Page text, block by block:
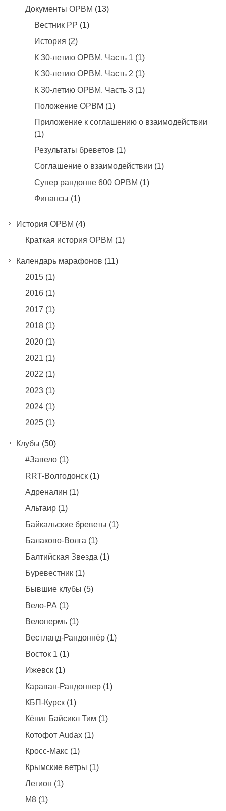
Документы ОРВМ (13)
Вестник РР (1)
История (2)
К 30-летию ОРВМ. Часть 1 (1)
К 30-летию ОРВМ. Часть 2 (1)
К 30-летию ОРВМ. Часть 3(1)
Положение ОРВМ (1)
Приложение к соглашению о взаимодействии
(1)
Результаты бреветов (1)
Соглашение о взаимодействии (1)
Супер рандонне 600 ОРВМ (1)
Финансы (1)
История ОРВМ (4)
Краткая история ОРВМ (1)
Календарь марафонов (11)
2015(1)
2016(1)
2017 (1)
2018(1)
2020(1)
2021 (1)
2022 (1)
2023(1)
2024(1)
2025(1)
Клубы (50)
#Завело(1)
RRT-Волгодонск(1)
Адреналин (1)
Альтаир(1)
Байкальские бреветы (1)
Балаково-Волга (1)
Балтийская Звезда (1)
Буревестник(1)
Бывшие клубы (5)
Вело-РА (1)
Велопермь(1)
Вестланд-Рандоннёр(1)
Восток 1 (1)
Ижевск(1)
Караван-Рандоннер(1)
КБП-Курск(1)
Кёниг Байсикл Тим (1)
Котофот Audax(1)
Кросс-Макс(1)
Крымские ветры (1)
Легион (1)
М8(1)